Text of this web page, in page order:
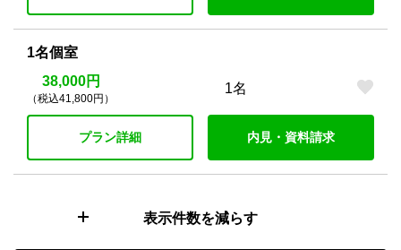
1名個室
38,000円
（税込41,800円）
1名
プラン詳細 内見・資料請求
表示件数を減らす